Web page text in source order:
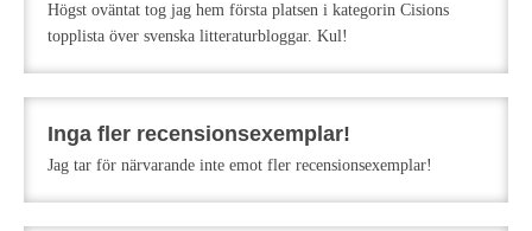
Högst oväntat tog jag hem första platsen i kategorin Cisions
topplista över svenska litteraturbloggar. Kul!
Inga fler recensionsexemplar!
Jag tar för närvarande inte emot fler recensionsexemplar!